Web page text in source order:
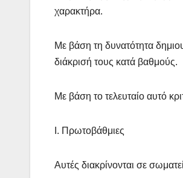
χαρακτήρα.
Με βάση τη δυνατότητα
διάκρισή τους κατά βαθμούς.
Με βάση το τελευταίο αυτό
Ι. Πρωτοβάθμιες
Αυτές διακρίνονται σε